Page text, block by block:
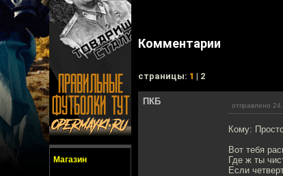
Магазин
Комментарии
cтраницы: 1 | 2
ПКБ отправлено
Кому:
Вот тебя
Где ж ты
Если